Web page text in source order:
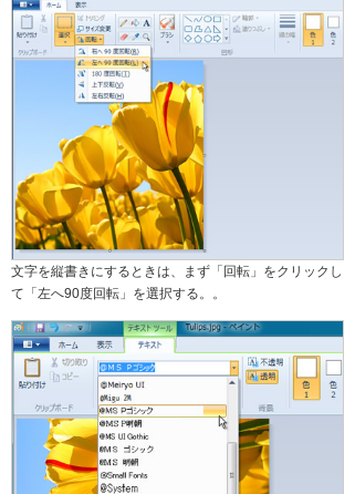
文字を縦書きにするときは、まず「回転」をクリックし
て「左へ90度回転」を選択する。。